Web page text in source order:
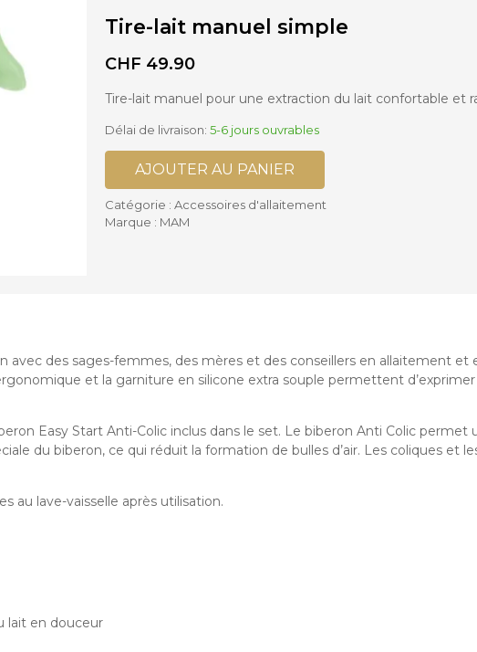
Poussettes
Biberons
biberon et Préparateur
de Biberons
et accessoires
Tire-lait manuel simple
CHF 49.90
Tire-lait manuel pour une extraction du lait confortable et
Délai de livraison: 5-6 jours ouvrables
AJOUTER AU PANIER
Catégorie : Accessoires d'allaitement
Marque : MAM
avec des sages-femmes, des mères et des conseillers en allaitement et
et la garniture en silicone extra souple permettent d’exprimer
Easy Start Anti-Colic inclus dans le set. Le biberon Anti Colic permet
du biberon, ce qui réduit la formation de bulles d’air. Les coliques et
au lave-vaisselle après utilisation.
lait en douceur